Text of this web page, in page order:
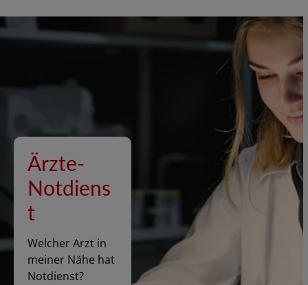
Ärzte-
Notdiens
t
Welcher Arzt in
meiner Nähe hat
Notdienst?